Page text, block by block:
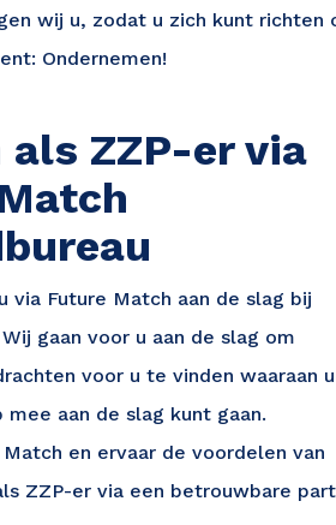
wij u, zodat u zich kunt richten
Ondernemen!
als ZZP-er via
via Future Match aan de slag bij
gaan voor u aan de slag om
voor u te vinden waaraan
mee aan de slag kunt gaan.
en ervaar de voordelen van
ZZP-er via een betrouwbare